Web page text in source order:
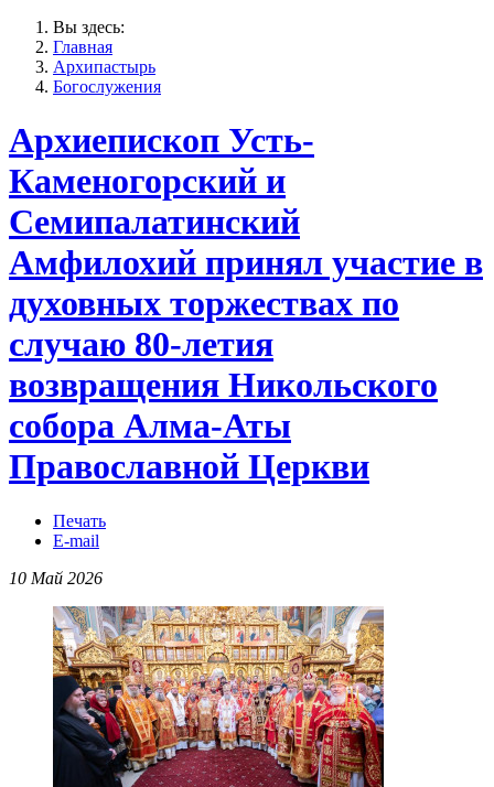
Вы здесь:
Главная
Архипастырь
Богослужения
Архиепископ Усть-
Каменогорский и
Семипалатинский
Амфилохий принял участие в
духовных торжествах по
случаю 80-летия
возвращения Никольского
собора Алма-Аты
Православной Церкви
Печать
E-mail
10 Май 2026